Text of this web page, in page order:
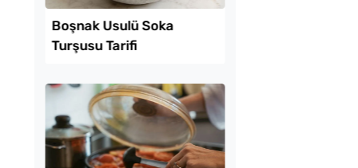
Baklava
Borcam Tatlısı